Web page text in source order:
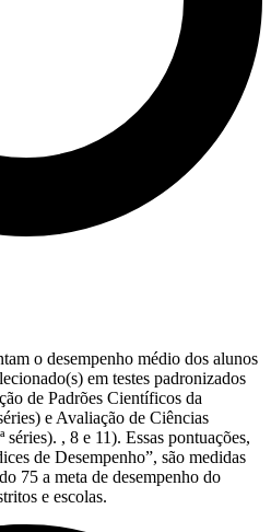
o desempenho médio dos alunos
em testes padronizados
de Padrões Científicos da
e Avaliação de Ciências
, 8 e 11). Essas pontuações,
de Desempenho”, são medidas
75 a meta de desempenho do
e escolas.